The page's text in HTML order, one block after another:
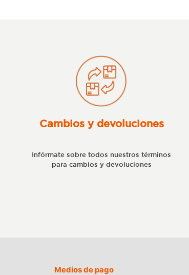
Cambios y devoluciones
Infórmate sobre todos nuestros términos
para cambios y devoluciones
Medios de pago